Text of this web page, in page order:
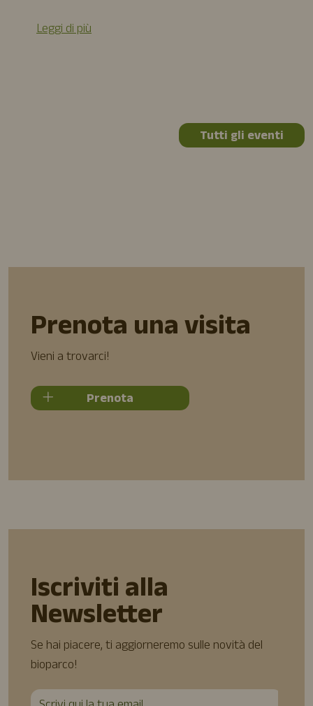
Leggi di più
Tutti gli eventi
Prenota una visita
Vieni a trovarci!
Prenota
Iscriviti alla
Newsletter
Se hai piacere, ti aggiorneremo sulle novità del
bioparco!